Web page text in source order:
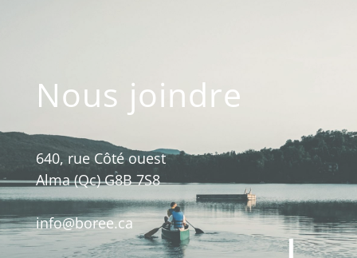
Nous joindre
640, rue Côté ouest
Alma (Qc) G8B 7S8
info@boree.ca